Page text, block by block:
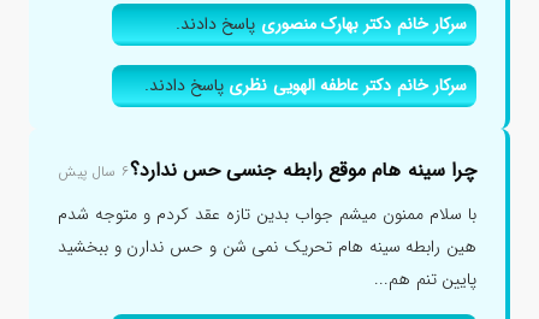
سرکار خانم دکتر بهارک منصوریپاسخ دادند.
سرکار خانم دکتر عاطفه الهویی نظریپاسخ دادند.
چرا سینه هام موقع رابطه جنسی حس ندارد؟۶ سال پیش
با سلام ممنون میشم جواب بدین تازه عقد کردم و متوجه شدم
هین رابطه سینه هام تحریک نمی شن و حس ندارن و ببخشید
پایین تنم هم...